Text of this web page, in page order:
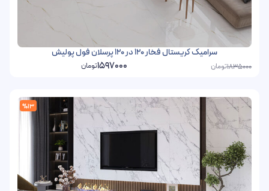
سرامیک کریستال فخار 120 در 120 پرسلان فول پولیش
1835000تومان 1597000تومان
%13